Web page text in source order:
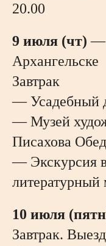
20.00
9 июля (чт) —
Архангельске
Завтрак
— Усадебный
— Музей
Писахова
— Экскурсия
литературный
10 июля
Завтрак.